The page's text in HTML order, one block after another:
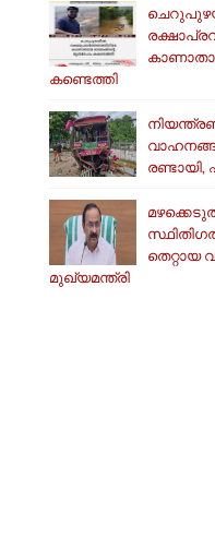
കണ്ടെത്തി
രണ്ടായി,
തെറ്റായ
മുഖ്യമന്ത്രി